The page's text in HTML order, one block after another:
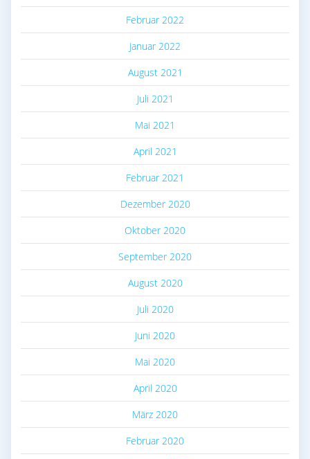
Februar 2022
Januar 2022
August 2021
Juli 2021
Mai 2021
April 2021
Februar 2021
Dezember 2020
Oktober 2020
September 2020
August 2020
Juli 2020
Juni 2020
Mai 2020
April 2020
März 2020
Februar 2020